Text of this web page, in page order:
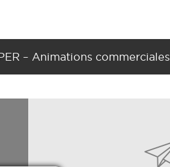
– Animations commerciales